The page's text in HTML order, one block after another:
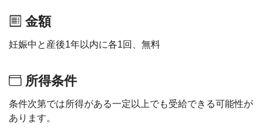
金額
妊娠中と産後1年以内に各1回、無料
所得条件
条件次第では所得がある一定以上でも受給できる可能性が
あります。